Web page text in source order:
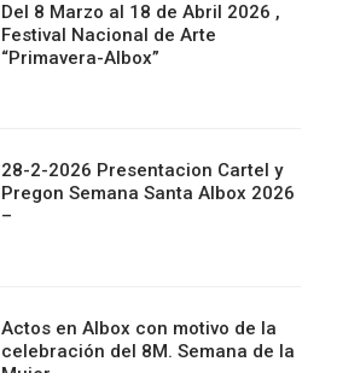
Del 8 Marzo al 18 de Abril 2026 ,
Festival Nacional de Arte
“Primavera-Albox”
28-2-2026 Presentacion Cartel y
Pregon Semana Santa Albox 2026
–
Actos en Albox con motivo de la
celebración del 8M. Semana de la